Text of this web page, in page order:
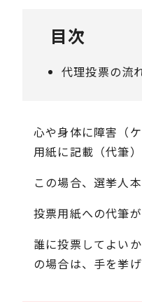
目次
代理投票の流
心や身体に障害（
用紙に記載（代筆
この場合、選挙人
投票用紙への代筆
誰に投票してよい
の場合は、手を挙